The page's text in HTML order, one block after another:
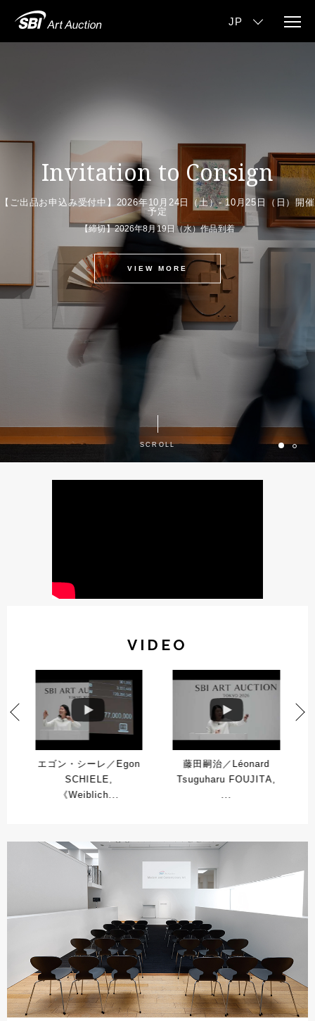
Invitation to Consign
【ご出品お申込み受付中】2026年10月24日（土）- 10月25日（日）開催
予定
【締切】2026年8月19日（水）作品到着
VIEW MORE
SCROLL
VIDEO
エゴン・シーレ／Egon
SCHIELE,
《Weiblich...
藤田嗣治／Léonard
Tsuguharu FOUJITA,
...